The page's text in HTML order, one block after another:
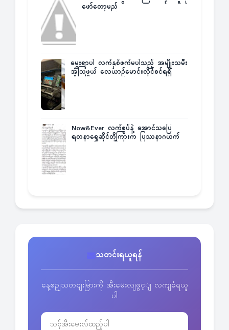
ဖော်တော့မည်
မွေးရာပါ လက်နှစ်ဖက်မပါသည့် အမျိုးသမီး
အံ့သြဖွယ် လေယာဉ်မောင်းလိုင်စင်ရရှိ
Now&Ever လက်စွပ်နဲ့ အောင်သပြေ
ရတနာရွှေဆိုင်တို့ကြားက ပြဿနာဂယက်
သတင်းရယူရန်
နေ့စဥျသတငျးမြားကို အီးမေးလျဖွင့ျ လကျခံရယူ
ပါ